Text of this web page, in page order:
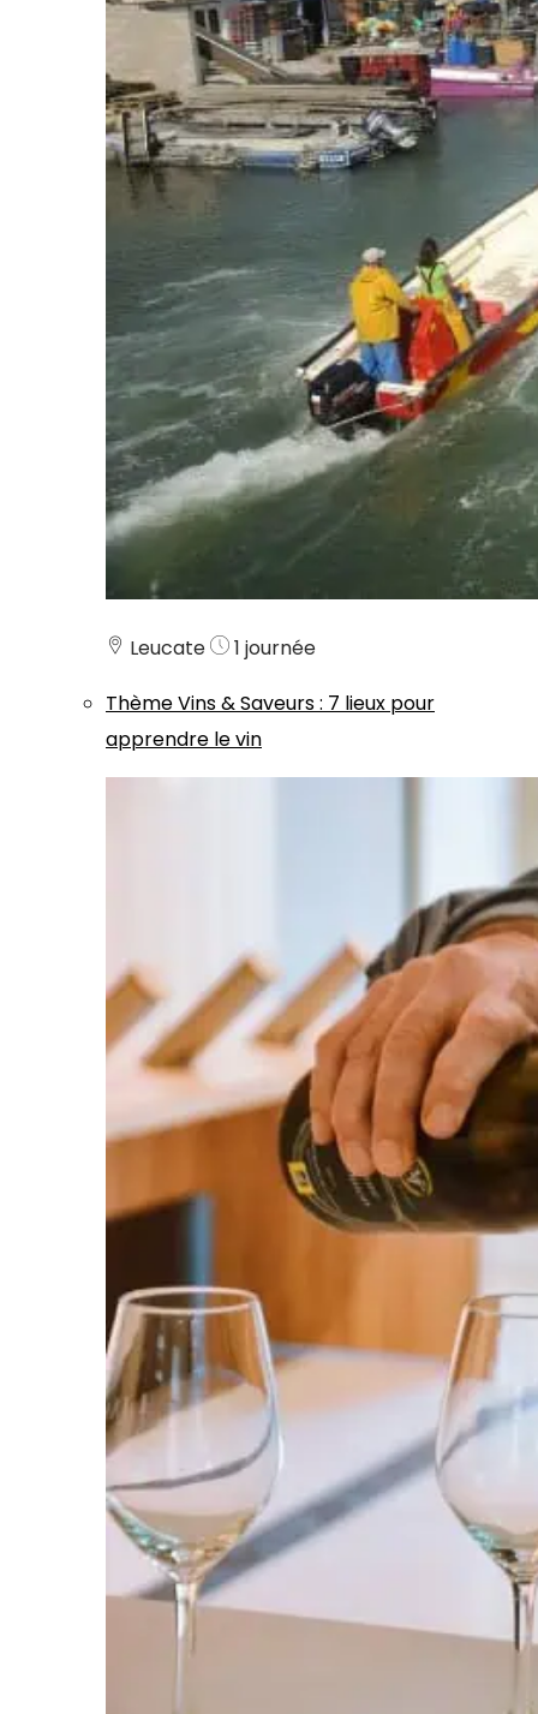
Leucate
1 journée
ThèmeVins & Saveurs: 7 lieux pour
apprendre le vin